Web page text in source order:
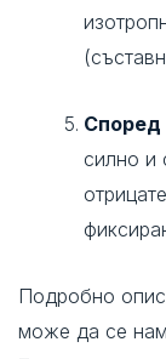
Според
силно и
Подробно
може да се